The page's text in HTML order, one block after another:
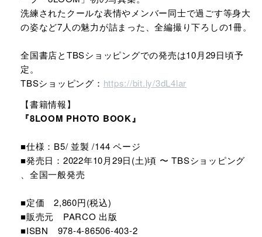
洗練されたクールな表情やメンバー同士で過ごす等身大
の姿など7人の魅力が詰まった、​全編撮り下ろしの1冊。
全国書店とTBSショッピングでの発売は10月29日頃予
定。​
TBSショッピング： https://bit.ly/3dL4lar​
【書籍情報】​
『8LOOM PHOTO BOOK』 ​
■仕様：B5/ 並製 /144 ページ​
■発売日​：2022年10月29日(土)頃 〜 ​TBSショッピング​
、全国一般発売​
■定価 2,860円(税込)​
■販売元 PARCO 出版​
■ISBN 978-4-86506-403-2​